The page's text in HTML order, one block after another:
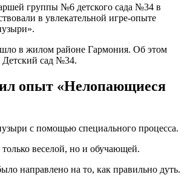
группы №6 детского сада №34 в
в увлекательной игре-опыте
в жилом районе Гармония. Об этом
сад №34.
опыт «Нелопающиеся
с помощью специального процесса.
только веселой, но и обучающей.
направлено на то, как правильно дуть.